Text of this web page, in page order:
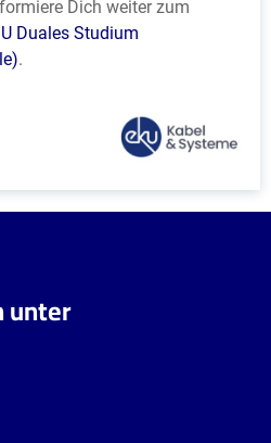
Dich weiter zum
Duales Studium
.
unter